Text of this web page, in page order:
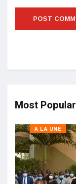
Most Popular
A LA UNE